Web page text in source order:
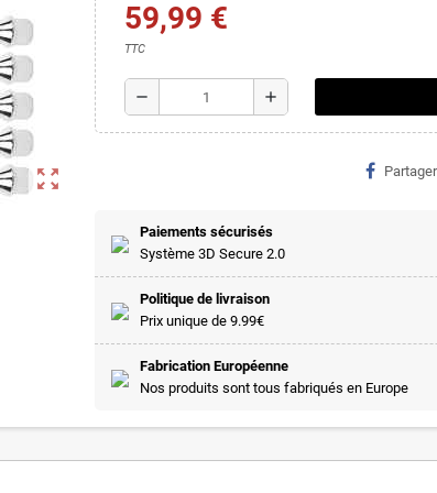
zoom_out_map
59,99 €
TTC
remove add
Partager
Paiements sécurisés
Système 3D Secure 2.0
Politique de livraison
Prix unique de 9.99€
Fabrication Européenne
Nos produits sont tous fabriqués en Europe